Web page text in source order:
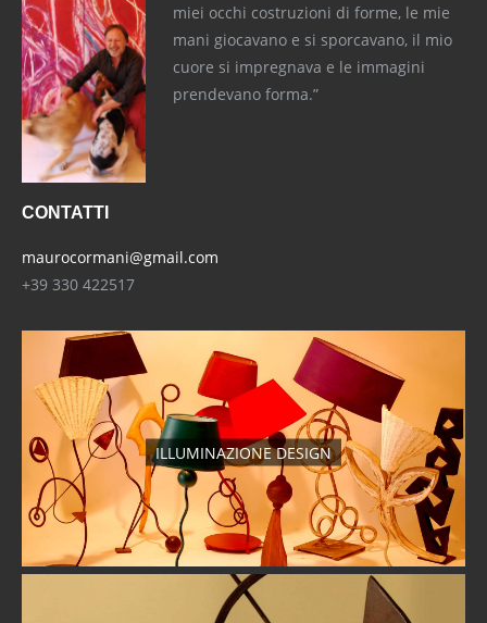
miei occhi costruzioni di forme, le mie
mani giocavano e si sporcavano, il mio
cuore si impregnava e le immagini
prendevano forma.”
CONTATTI
maurocormani@gmail.com
+39 330 422517
ILLUMINAZIONE DESIGN